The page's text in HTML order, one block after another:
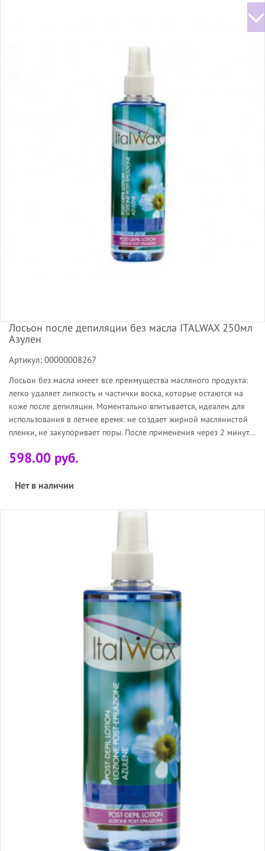
Лосьон после депиляции без масла ITALWAX 250мл
Азулен
Артикул: 00000008267
Лосьон без масла имеет все преимущества масляного продукта:
легко удаляет липкость и частички воска, которые остаются на
коже после депиляции. Моментально впитывается, идеален для
использования в летнее время: не создает жирной маслянистой
пленки, не закупоривает поры. После применения через 2 минут...
598.00 руб.
Нет в наличии